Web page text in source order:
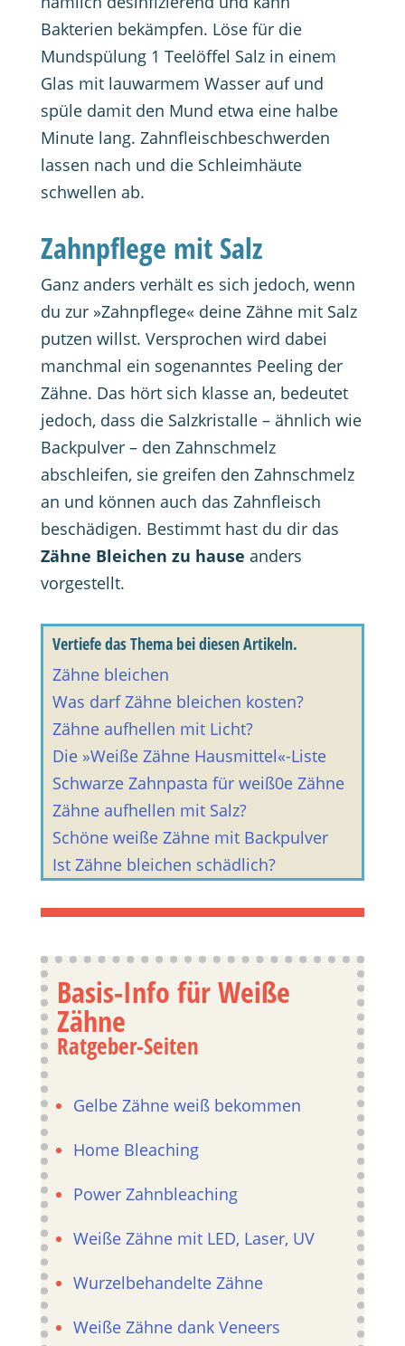
Bakterien bekämpfen. Löse für die
Mundspülung 1 Teelöffel Salz in einem
Glas mit lauwarmem Wasser auf und
spüle damit den Mund etwa eine halbe
Minute lang. Zahnfleischbeschwerden
lassen nach und die Schleimhäute
schwellen ab.
Zahnpflege mit Salz
Ganz anders verhält es sich jedoch, wenn
du zur »Zahnpflege« deine Zähne mit Salz
putzen willst. Versprochen wird dabei
manchmal ein sogenanntes Peeling der
Zähne. Das hört sich klasse an, bedeutet
jedoch, dass die Salzkristalle – ähnlich wie
Backpulver – den Zahnschmelz
abschleifen, sie greifen den Zahnschmelz
an und können auch das Zahnfleisch
beschädigen. Bestimmt hast du dir das
Zähne Bleichen zu hause anders
vorgestellt.
Vertiefe das Thema bei diesen Artikeln.
Zähne bleichen
Was darf Zähne bleichen kosten?
Zähne aufhellen mit Licht?
Die »Weiße Zähne Hausmittel«-Liste
Schwarze Zahnpasta für weiß0e Zähne
Zähne aufhellen mit Salz?
Schöne weiße Zähne mit Backpulver
Ist Zähne bleichen schädlich?
Basis-Info für Weiße
Zähne
Ratgeber-Seiten
Gelbe Zähne weiß bekommen
Home Bleaching
Power Zahnbleaching
Weiße Zähne mit LED, Laser, UV
Wurzelbehandelte Zähne
Weiße Zähne dank Veneers